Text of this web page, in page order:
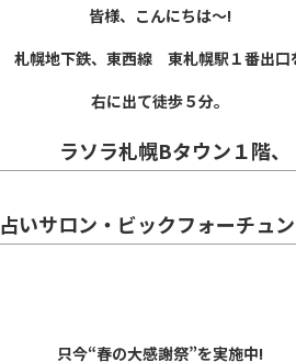
皆様、こんにちは～!
札幌地下鉄、東西線 東札幌駅１番出口
右に出て徒歩５分。
ラソラ札幌Bタウン１階、
占いサロン・ビックフォーチュ
只今“春の大感謝祭”を実施中!